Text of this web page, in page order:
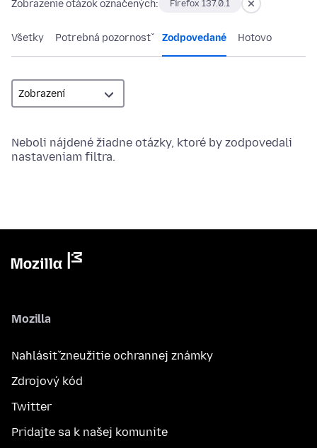
Zobrazenie otázok označených: Firefox 137.0.1
Všetky Potrebná pozornosť Zodpovedané Hotovo
Neboli nájdené žiadne otázky, ktoré by zodpovedali
nastaveniam filtra.
Mozilla
Nahlásiť zneužitie ochrannej známky
Zdrojový kód
Twitter
Pridajte sa k našej komunite